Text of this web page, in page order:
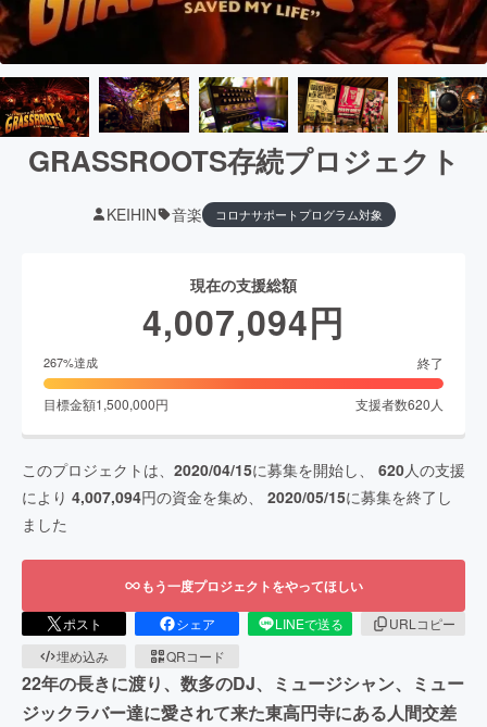
GRASSROOTS存続プロジェクト
KEIHIN 音楽 コロナサポートプログラム対象
現在の支援総額
4,007,094円
267%達成 終了
目標金額1,500,000円 支援者数620 人
このプロジェクトは、 2020/04/15に募集を開始し、 620人の支援
により 4,007,094円の資金を集め、 2020/05/15に募集を終了し
ました
もう一度プロジェクトをやってほしい
ポスト シェア LINEで送る
URLコピー
埋め込み
QRコード
22年の長きに渡り、数多のDJ、ミュージシャン、ミュー
ジックラバー達に愛されて来た東高円寺にある人間交差